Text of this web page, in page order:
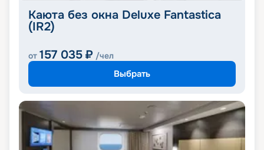
Каюта без окна Deluxe Fantastica
(IR2)
от 157 035 ₽ /чел
Выбрать